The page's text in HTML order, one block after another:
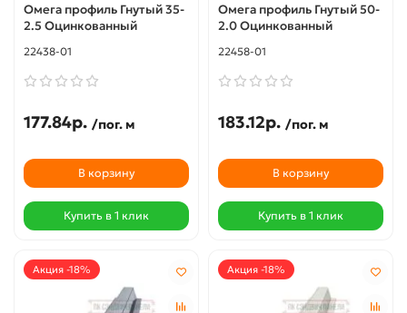
Омега профиль Гнутый 35-
2.5 Оцинкованный
22438-01
177.84р. /пог. м
В корзину
Купить в 1 клик
Омега профиль Гнутый 50-
2.0 Оцинкованный
22458-01
183.12р. /пог. м
В корзину
Купить в 1 клик
Акция -18% Акция -18%